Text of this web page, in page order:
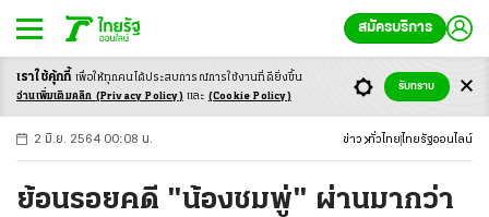
สมัครบริการ
-ก ก ก+
2 มิ.ย. 2564 00:08 น. ข่าว ทั่วไทย ไทยรัฐออนไลน์
ย้อนรอยคดี "น้องชมพู่" ผ่านมากว่า
เราใช้คุ้กกี้ เพื่อให้ทุกคนได้ประสบการณ์การใช้งานที่ดียิ่งขึ้น
อ่านเพิ่มเติมคลิก (Privacy Policy) และ (Cookie Policy)
รับทราบ